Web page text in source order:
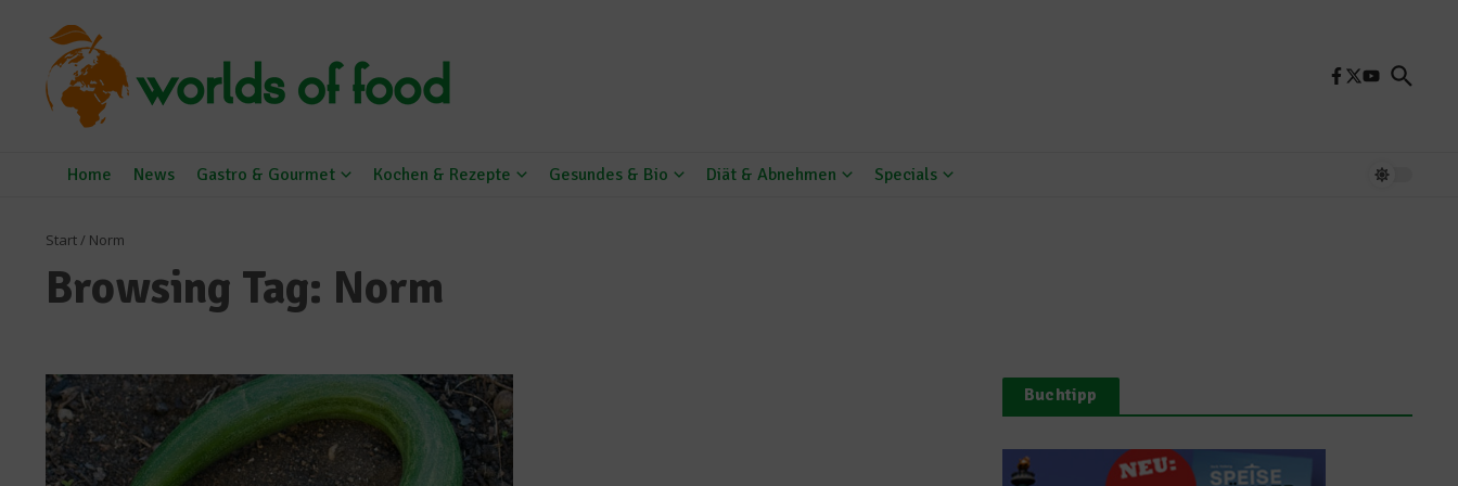
Home News Gastro & Gourmet Kochen & Rezepte Gesundes & Bio Diät & Abnehmen Specials
Start/ Norm
Browsing Tag: Norm
Buchtipp